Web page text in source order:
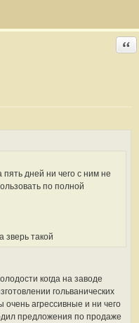
пять дней ни чего с ним не
по полной
зверь такой
когда на заводе
гольванических
агрессивные и ни чего
предложения по продаже